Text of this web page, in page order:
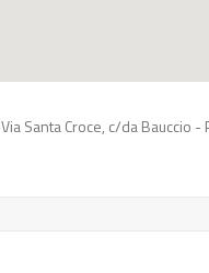
Via Santa Croce, c/da Bauccio -